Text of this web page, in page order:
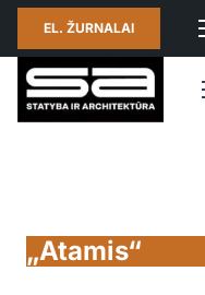
EL. ŽURNALAI
„Atamis“